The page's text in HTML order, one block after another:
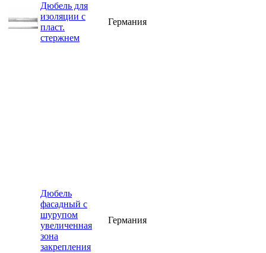
Дюбель для
изоляции с
пласт.
стержнем
Германия
Дюбель
фасадный с
шурупом
увеличенная
зона
закрепления
Германия